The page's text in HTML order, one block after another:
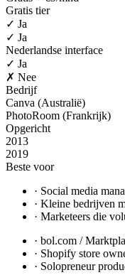
Gratis tier
✓ Ja
✓ Ja
Nederlandse interface
✓ Ja
✗ Nee
Bedrijf
Canva (Australië)
PhotoRoom (Frankrijk)
Opgericht
2013
2019
Beste voor
· Social media
· Kleine bedrijven
· Marketeers die
· bol.com /
· Shopify store
· Solopreneur